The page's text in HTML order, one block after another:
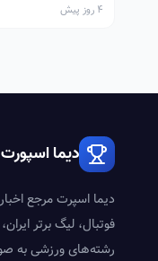
4 روز پیش
دیما اسپورت
دیما اسپرت مرجع
فوتبال، لیگ برتر
رشته‌های ورزشی به